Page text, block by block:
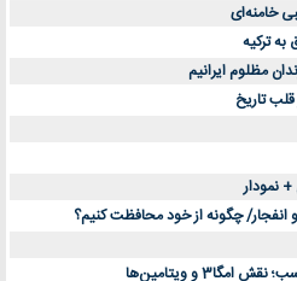
خامنه‌ای
به ترکیه
مظلوم ایرانیم
تاریخ
نمودار
و ویتامین‌ها